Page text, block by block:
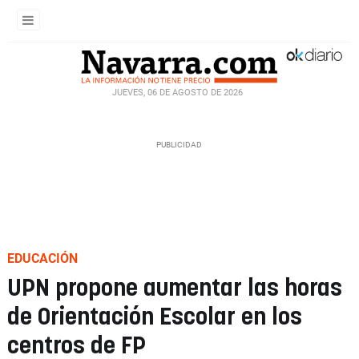
JUEVES, 06 DE AGOSTO DE 2026
EDUCACIÓN
UPN propone aumentar las horas
de Orientación Escolar en los
centros de FP